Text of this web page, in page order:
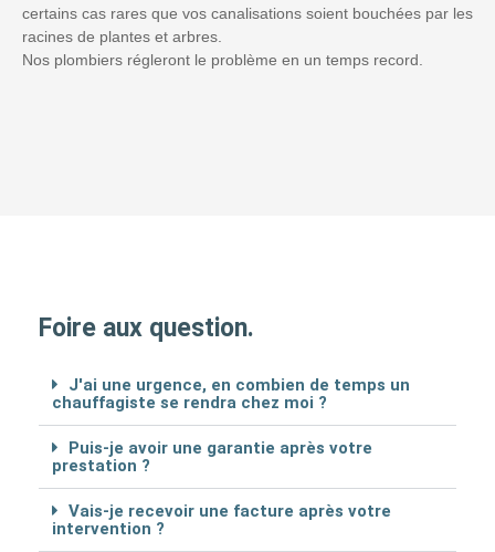
certains cas rares que vos canalisations soient bouchées par les
racines de plantes et arbres.
Nos plombiers régleront le problème en un temps record.
Foire aux question.
J'ai une urgence, en combien de temps un
chauffagiste se rendra chez moi ?
Puis-je avoir une garantie après votre
prestation ?
Vais-je recevoir une facture après votre
intervention ?